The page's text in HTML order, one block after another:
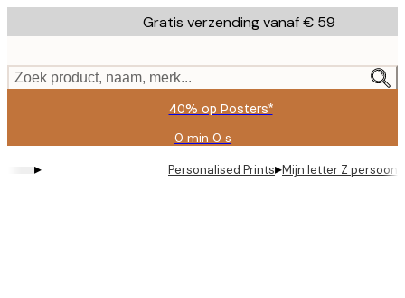
to
content.
Gratis verzending vanaf € 59
Zoek product, naam, merk...
40% op Posters*
0 min 0 s
Geldig
tot:
2026-
▸ Personalised Prints▸Mijn letter Z